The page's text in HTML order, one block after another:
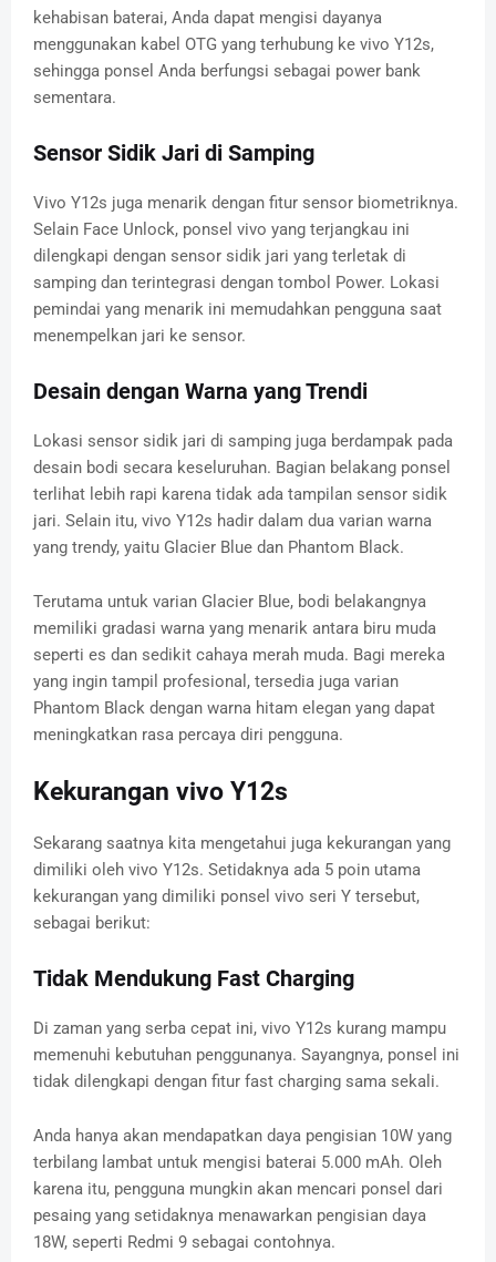
kehabisan baterai, Anda dapat mengisi dayanya
menggunakan kabel OTG yang terhubung ke vivo Y12s,
sehingga ponsel Anda berfungsi sebagai power bank
sementara.
Sensor Sidik Jari di Samping
Vivo Y12s juga menarik dengan fitur sensor biometriknya.
Selain Face Unlock, ponsel vivo yang terjangkau ini
dilengkapi dengan sensor sidik jari yang terletak di
samping dan terintegrasi dengan tombol Power. Lokasi
pemindai yang menarik ini memudahkan pengguna saat
menempelkan jari ke sensor.
Desain dengan Warna yang Trendi
Lokasi sensor sidik jari di samping juga berdampak pada
desain bodi secara keseluruhan. Bagian belakang ponsel
terlihat lebih rapi karena tidak ada tampilan sensor sidik
jari. Selain itu, vivo Y12s hadir dalam dua varian warna
yang trendy, yaitu Glacier Blue dan Phantom Black.
Terutama untuk varian Glacier Blue, bodi belakangnya
memiliki gradasi warna yang menarik antara biru muda
seperti es dan sedikit cahaya merah muda. Bagi mereka
yang ingin tampil profesional, tersedia juga varian
Phantom Black dengan warna hitam elegan yang dapat
meningkatkan rasa percaya diri pengguna.
Kekurangan vivo Y12s
Sekarang saatnya kita mengetahui juga kekurangan yang
dimiliki oleh vivo Y12s. Setidaknya ada 5 poin utama
kekurangan yang dimiliki ponsel vivo seri Y tersebut,
sebagai berikut:
Tidak Mendukung Fast Charging
Di zaman yang serba cepat ini, vivo Y12s kurang mampu
memenuhi kebutuhan penggunanya. Sayangnya, ponsel ini
tidak dilengkapi dengan fitur fast charging sama sekali.
Anda hanya akan mendapatkan daya pengisian 10W yang
terbilang lambat untuk mengisi baterai 5.000 mAh. Oleh
karena itu, pengguna mungkin akan mencari ponsel dari
pesaing yang setidaknya menawarkan pengisian daya
18W, seperti Redmi 9 sebagai contohnya.